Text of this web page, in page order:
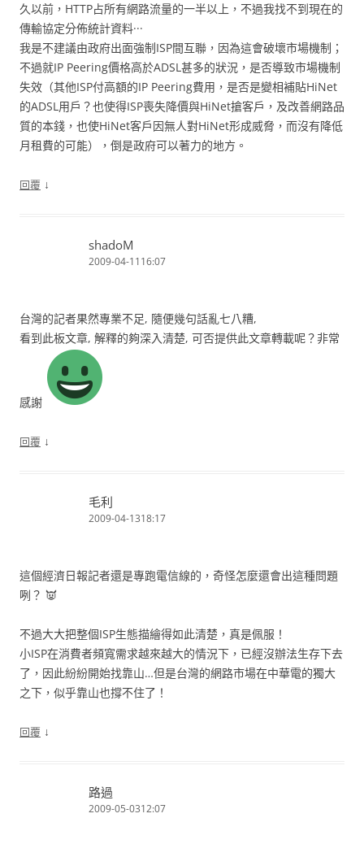
久以前，HTTP占所有網路流量的一半以上，不過我找不到現在的
傳輸協定分佈統計資料···
我是不建議由政府出面強制ISP間互聯，因為這會破壞市場機制；
不過就IP Peering價格高於ADSL甚多的狀況，是否導致市場機制
失效（其他ISP付高額的IP Peering費用，是否是變相補貼HiNet
的ADSL用戶？也使得ISP喪失降價與HiNet搶客戶，及改善網路品
質的本錢，也使HiNet客戶因無人對HiNet形成威脅，而沒有降低
月租費的可能），倒是政府可以著力的地方。
回覆 ↓
shadoM
2009-04-1116:07
台灣的記者果然專業不足, 隨便幾句話亂七八糟,
看到此板文章, 解釋的夠深入清楚, 可否提供此文章轉載呢？非常
感謝
回覆 ↓
毛利
2009-04-1318:17
這個經濟日報記者還是專跑電信線的，奇怪怎麼還會出這種問題
咧？ 👿
不過大大把整個ISP生態描繪得如此清楚，真是佩服！
小ISP在消費者頻寬需求越來越大的情況下，已經沒辦法生存下去
了，因此紛紛開始找靠山…但是台灣的網路市場在中華電的獨大
之下，似乎靠山也撐不住了！
回覆 ↓
路過
2009-05-0312:07